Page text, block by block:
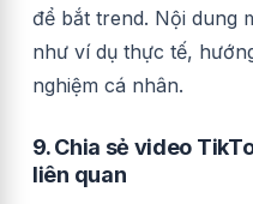
để bắt trend. Nội dung
như ví dụ thực tế,
nghiệm cá nhân.
9. Chia sẻ video
liên quan